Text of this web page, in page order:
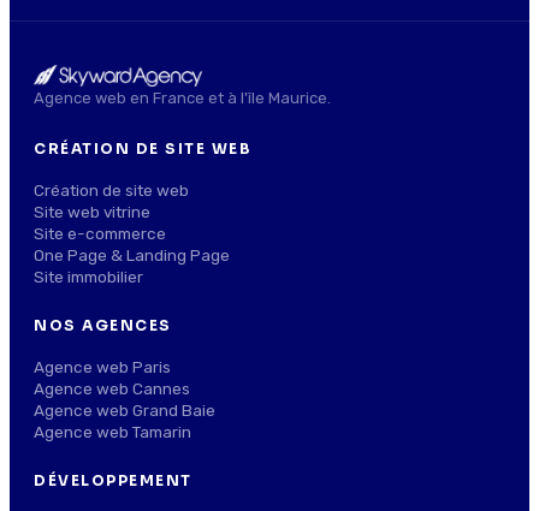
Agence web en France et à l'île Maurice.
CRÉATION DE SITE WEB
Création de site web
Site web vitrine
Site e-commerce
One Page & Landing Page
Site immobilier
NOS AGENCES
Agence web Paris
Agence web Cannes
Agence web Grand Baie
Agence web Tamarin
DÉVELOPPEMENT